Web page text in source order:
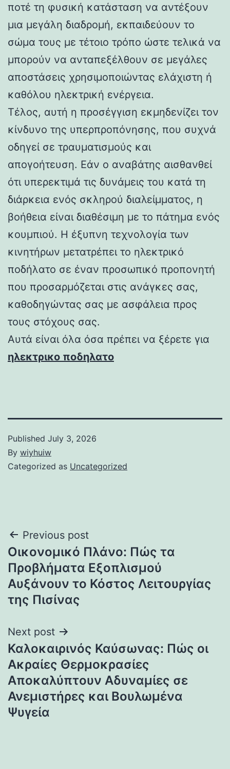
ποτέ τη φυσική κατάσταση να αντέξουν
μια μεγάλη διαδρομή, εκπαιδεύουν το
σώμα τους με τέτοιο τρόπο ώστε τελικά να
μπορούν να ανταπεξέλθουν σε μεγάλες
αποστάσεις χρησιμοποιώντας ελάχιστη ή
καθόλου ηλεκτρική ενέργεια.
Τέλος, αυτή η προσέγγιση εκμηδενίζει τον
κίνδυνο της υπερπροπόνησης, που συχνά
οδηγεί σε τραυματισμούς και
απογοήτευση. Εάν ο αναβάτης αισθανθεί
ότι υπερεκτιμά τις δυνάμεις του κατά τη
διάρκεια ενός σκληρού διαλείμματος, η
βοήθεια είναι διαθέσιμη με το πάτημα ενός
κουμπιού. Η έξυπνη τεχνολογία των
κινητήρων μετατρέπει το ηλεκτρικό
ποδήλατο σε έναν προσωπικό προπονητή
που προσαρμόζεται στις ανάγκες σας,
καθοδηγώντας σας με ασφάλεια προς
τους στόχους σας.
Αυτά είναι όλα όσα πρέπει να ξέρετε για
ηλεκτρικο ποδηλατο
Published July 3, 2026
By wiyhuiw
Categorized as Uncategorized
Post
navigation
Previous post
Οικονομικό Πλάνο: Πώς τα
Προβλήματα Εξοπλισμού
Αυξάνουν το Κόστος Λειτουργίας
της Πισίνας
Next post
Καλοκαιρινός Καύσωνας: Πώς οι
Ακραίες Θερμοκρασίες
Αποκαλύπτουν Αδυναμίες σε
Ανεμιστήρες και Βουλωμένα
Ψυγεία